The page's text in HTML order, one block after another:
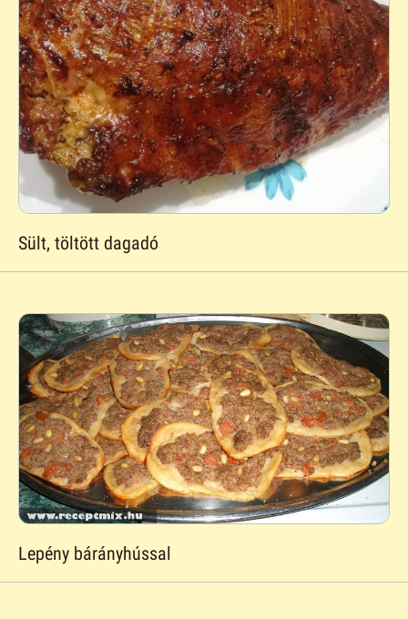
Sült, töltött dagadó
Lepény bárányhússal